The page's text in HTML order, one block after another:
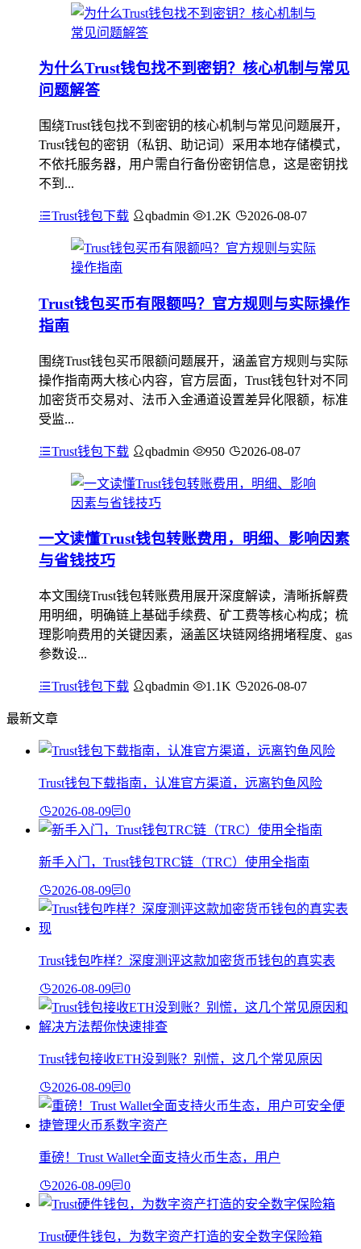
为什么Trust钱包找不到密钥？核心机制与常见
问题解答
围绕Trust钱包找不到密钥的核心机制与常见问题展开，
Trust钱包的密钥（私钥、助记词）采用本地存储模式，
不依托服务器，用户需自行备份密钥信息，这是密钥找
不到...
Trust钱包下载 qbadmin 1.2K 2026-08-07
Trust钱包买币有限额吗？官方规则与实际操作
指南
围绕Trust钱包买币限额问题展开，涵盖官方规则与实际
操作指南两大核心内容，官方层面，Trust钱包针对不同
加密货币交易对、法币入金通道设置差异化限额，标准
受监...
Trust钱包下载 qbadmin 950 2026-08-07
一文读懂Trust钱包转账费用，明细、影响因素
与省钱技巧
本文围绕Trust钱包转账费用展开深度解读，清晰拆解费
用明细，明确链上基础手续费、矿工费等核心构成；梳
理影响费用的关键因素，涵盖区块链网络拥堵程度、gas
参数设...
Trust钱包下载 qbadmin 1.1K 2026-08-07
最新文章
Trust钱包下载指南，认准官方渠道，远离钓鱼风险
2026-08-09 0
新手入门，Trust钱包TRC链（TRC）使用全指南
2026-08-09 0
Trust钱包咋样？深度测评这款加密货币钱包的真实表
2026-08-09 0
Trust钱包接收ETH没到账？别慌，这几个常见原因
2026-08-09 0
重磅！Trust Wallet全面支持火币生态，用户
2026-08-09 0
Trust硬件钱包，为数字资产打造的安全数字保险箱